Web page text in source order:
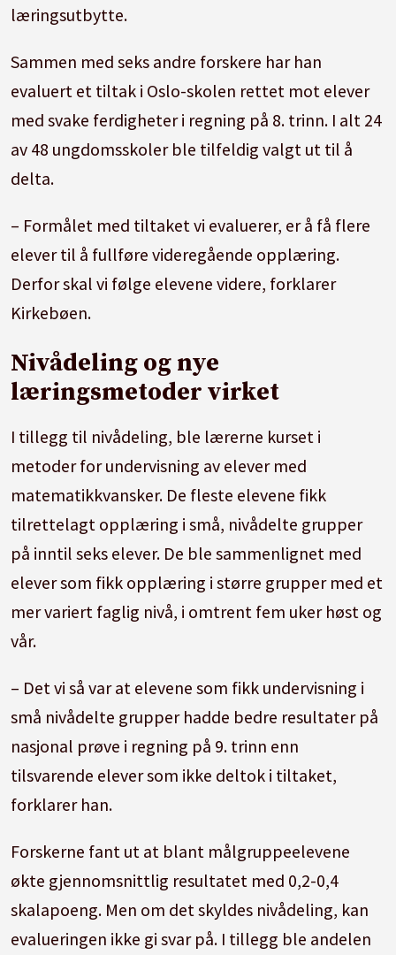
basisgruppene og gruppene må ikke være
og trygt.»
læringsutbytte.
Sammen med seks andre forskere har han
evaluert et tiltak i Oslo-skolen rettet mot elever
med svake ferdigheter i regning på 8. trinn. I alt 24
av 48 ungdomsskoler ble tilfeldig valgt ut til å
delta.
– Formålet med tiltaket vi evaluerer, er å få flere
elever til å fullføre videregående opplæring.
Derfor skal vi følge elevene videre, forklarer
Kirkebøen.
Nivådeling og nye
læringsmetoder virket
I tillegg til nivådeling, ble lærerne kurset i
metoder for undervisning av elever med
matematikkvansker. De fleste elevene fikk
tilrettelagt opplæring i små, nivådelte grupper
på inntil seks elever. De ble sammenlignet med
elever som fikk opplæring i større grupper med et
mer variert faglig nivå, i omtrent fem uker høst og
vår.
– Det vi så var at elevene som fikk undervisning i
små nivådelte grupper hadde bedre resultater på
nasjonal prøve i regning på 9. trinn enn
tilsvarende elever som ikke deltok i tiltaket,
forklarer han.
Forskerne fant ut at blant målgruppeelevene
økte gjennomsnittlig resultatet med 0,2-0,4
skalapoeng. Men om det skyldes nivådeling, kan
evalueringen ikke gi svar på. I tillegg ble andelen